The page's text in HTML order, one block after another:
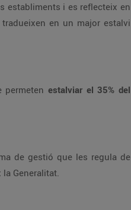
establiments i es reflecteix en
en un major estalvi
estalviar el 35% del
de gestió que les regula de
Generalitat.